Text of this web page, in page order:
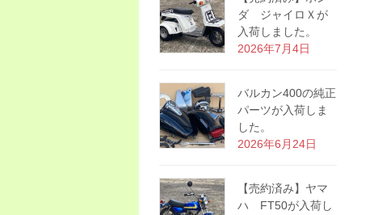
ダ ジャイロＸが
入荷しました。
2026年7月4日
バルカン400の純正
パーツが入荷しま
した。
2026年6月24日
【売約済み】ヤマ
ハ FT50が入荷し